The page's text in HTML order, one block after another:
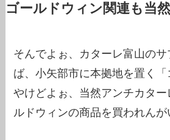
ゴールドウィン関連も当
そんでよぉ、カターレ富山のサ
ば、小矢部市に本拠地を置く「
やけどよぉ、当然アンチカタ
ルドウィンの商品を買われんが